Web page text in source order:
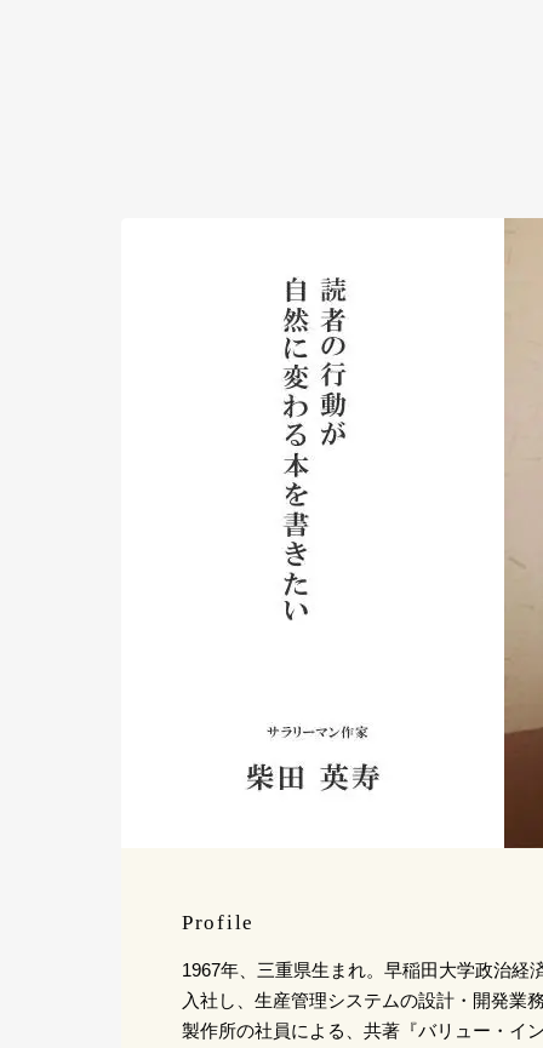
Profile
1967年、三重県生まれ。早稲田大学政治経
入社し、生産管理システムの設計・開発業
製作所の社員による、共著『バリュー・イ